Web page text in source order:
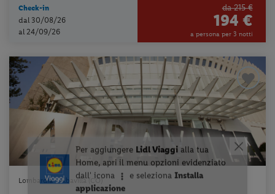
Check-in
dal 30/08/26
al 24/09/26
da 215 €
194 €
a persona per 3 notti
Lombardia - Albavilla (CO)